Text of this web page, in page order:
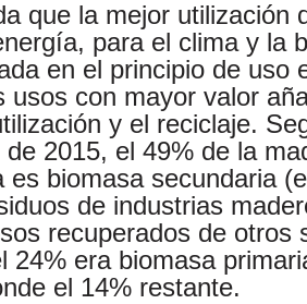
que la mejor utilización
para el clima y la
en el principio de uso
usos con mayor valor
y el reciclaje.
2015, el 49% de la
es biomasa secundaria
de industrias
recuperados de otros
24% era biomasa
el 14% restante.